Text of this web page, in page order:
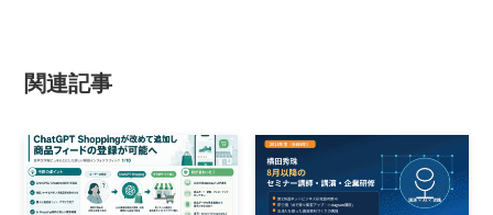
関連記事